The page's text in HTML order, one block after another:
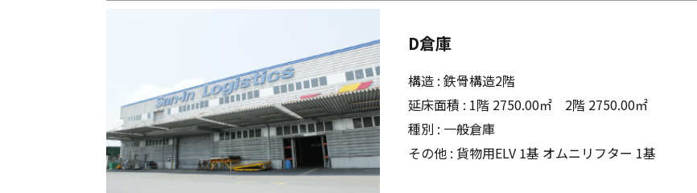
D倉庫
構造 : 鉄骨構造2階
延床面積 : 1階 2750.00㎡ 2階 2750.00㎡
種別 : 一般倉庫
その他 : 貨物用ELV 1基 オムニリフター 1基